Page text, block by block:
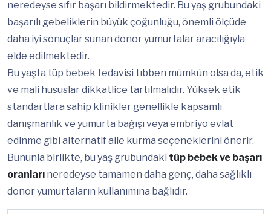
neredeyse sıfır başarı bildirmektedir. Bu yaş grubundaki
başarılı gebeliklerin büyük çoğunluğu, önemli ölçüde
daha iyi sonuçlar sunan donor yumurtalar aracılığıyla
elde edilmektedir.
Bu yaşta tüp bebek tedavisi tıbben mümkün olsa da, etik
ve mali hususlar dikkatlice tartılmalıdır. Yüksek etik
standartlara sahip klinikler genellikle kapsamlı
danışmanlık ve yumurta bağışı veya embriyo evlat
edinme gibi alternatif aile kurma seçeneklerini önerir.
Bununla birlikte, bu yaş grubundaki tüp bebek ve başarı
oranları neredeyse tamamen daha genç, daha sağlıklı
donor yumurtaların kullanımına bağlıdır.